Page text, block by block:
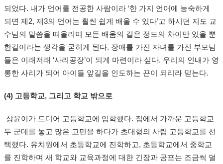
되었다. 내가 언어를 전공한 사람이라 ‘한 가지 언어에 능숙하게
되면 제2, 제3의 언어는 훨씬 쉽게 배울 수 있다’고 하시던 지도 교
수님의 말씀을 떠올리며 모든 배움의 길은 정도의 차이만 있을 뿐
한길이라는 생각을 굳히게 된다. 장애를 가진 자녀를 가진 부모님
들은 이래저래 ‘사리공장’이 되게 마련이라 싶다. 우리의 인내가 영
롱한 사리가 되어 아이들 앞길을 인도하는 끈이 되리라 믿는다.
(4) 고등학교, 그리고 학교 밖으로
상윤이가 드디어 고등학교에 입학했다. 집에서 가까운 고등학교
두 군데를 놓고 많은 고민을 하다가 초대형의 사립 고등학교를 선
택했다. 유치원에서 초등학교에 진학하고, 초등학교에서 중학교
를 진학하며 새 학교와 교육과정에 대한 긴장과 공포는 조금씩 덜